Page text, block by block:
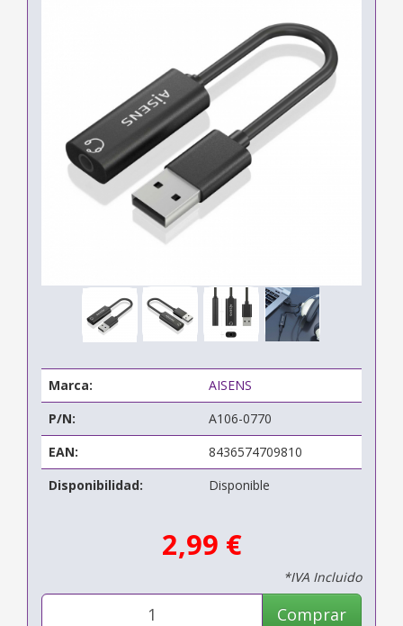
Marca:
AISENS
P/N:
A106-0770
EAN:
8436574709810
Disponibilidad:
Disponible
2,99 €
*IVA Incluido
Comprar